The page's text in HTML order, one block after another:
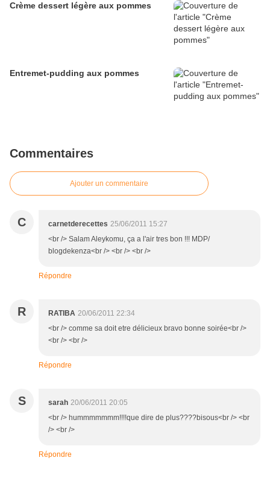
Crème dessert légère aux pommes
Entremet-pudding aux pommes
Commentaires
Ajouter un commentaire
C carnetderecettes 25/06/2011 15:27
<br /> Salam Aleykomu, ça a l'air tres bon !!! MDP/
blogdekenza<br /> <br /> <br />
Répondre
R RATIBA 20/06/2011 22:34
<br /> comme sa doit etre délicieux bravo bonne soirée<br />
<br /> <br />
Répondre
S sarah 20/06/2011 20:05
<br /> hummmmmmm!!!!que dire de plus????bisous<br /> <br
/> <br />
Répondre